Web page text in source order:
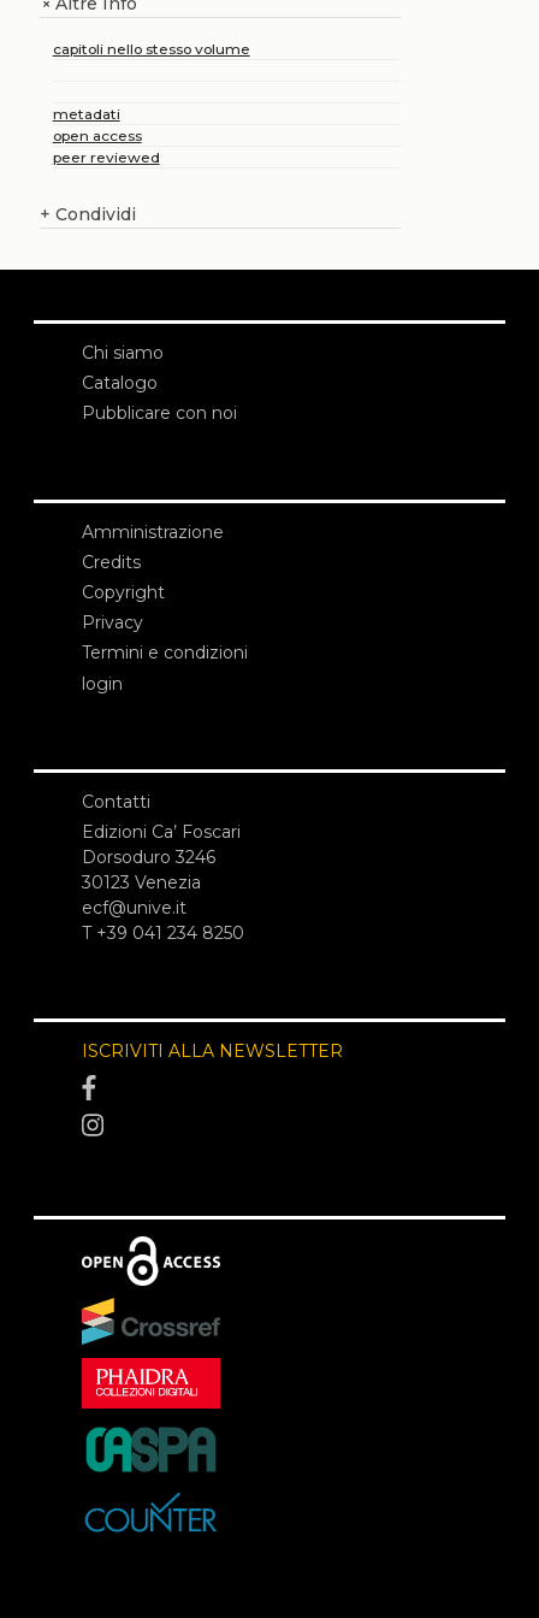
+
capitoli nello stesso volume
metadati
open access
peer reviewed
+ Condividi
Chi siamo
Catalogo
Pubblicare con noi
Amministrazione
Credits
Copyright
Privacy
Termini e condizioni
login
Contatti
Edizioni Ca’ Foscari
Dorsoduro 3246
30123 Venezia
ecf@unive.it
T +39 041 234 8250
ISCRIVITI ALLA NEWSLETTER